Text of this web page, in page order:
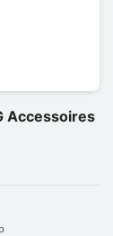
Accessoires